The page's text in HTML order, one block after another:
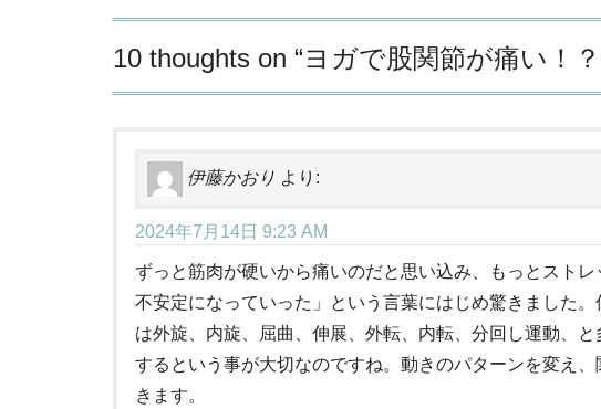
10 thoughts on “ヨガで股関節が痛い！？
伊藤かおり より:
2024年7月14日 9:23 AM
ずっと筋肉が硬いから痛いのだと思い込み、もっとスト
不安定になっていった」という言葉にはじめ驚きました
は外旋、内旋、屈曲、伸展、外転、内転、分回し運動、
するという事が大切なのですね。動きのパターンを変え
きます。